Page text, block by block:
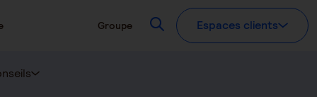
Groupe RecherchezEspaces clients